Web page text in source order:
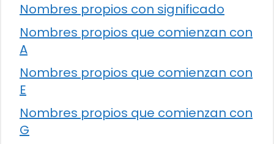
Nombres propios con significado
Nombres propios que comienzan con
A
Nombres propios que comienzan con
E
Nombres propios que comienzan con
G